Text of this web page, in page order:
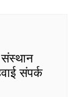
संस्थान
संपर्क